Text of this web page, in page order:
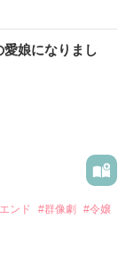
娘になりまし
ンド #群像劇
#令嬢